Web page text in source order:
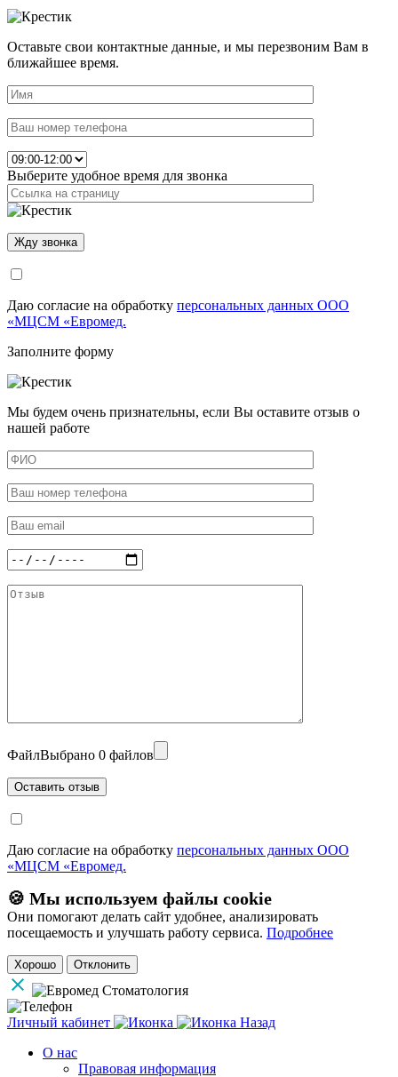
Оставьте свои контактные данные, и мы перезвоним Вам в
ближайшее время.
Выберите удобное время для звонка
Даю согласие на обработку персональных данных ООО
«МЦСМ «Евромед.
Заполните форму
Мы будем очень признательны, если Вы оставите отзыв о
нашей работе
ФайлВыбрано 0 файлов
Даю согласие на обработку персональных данных ООО
«МЦСМ «Евромед.
🍪 Мы используем файлы cookie
Они помогают делать сайт удобнее, анализировать
посещаемость и улучшать работу сервиса. Подробнее
Хорошо Отклонить
Личный кабинет
Назад
О нас
Правовая информация